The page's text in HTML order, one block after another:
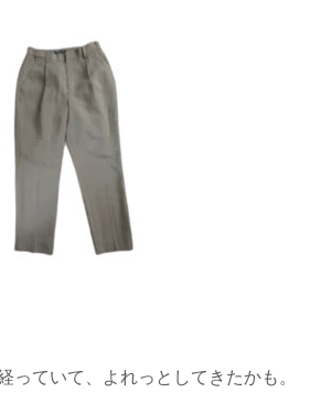
っていて、よれっとしてきたかも。